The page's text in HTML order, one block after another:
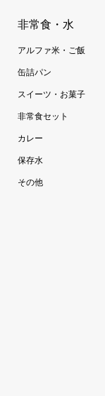
非常食・水
アルファ米・ご飯
缶詰パン
スイーツ・お菓子
非常食セット
カレー
保存水
その他